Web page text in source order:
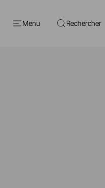
Menu Rechercher